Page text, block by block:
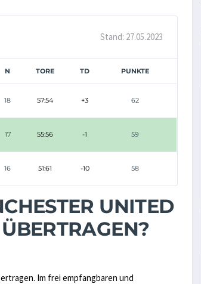
Stand: 27.05.2023
N TORE TD PUNKTE
18 57:54 +3 62
17 55:56 -1 59
16 51:61 -10 58
UNITED
Im frei empfangbaren und